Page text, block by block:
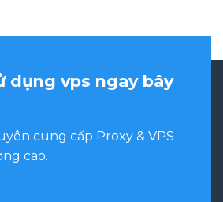
dụng vps ngay bây
cung cấp Proxy & VPS
cao.